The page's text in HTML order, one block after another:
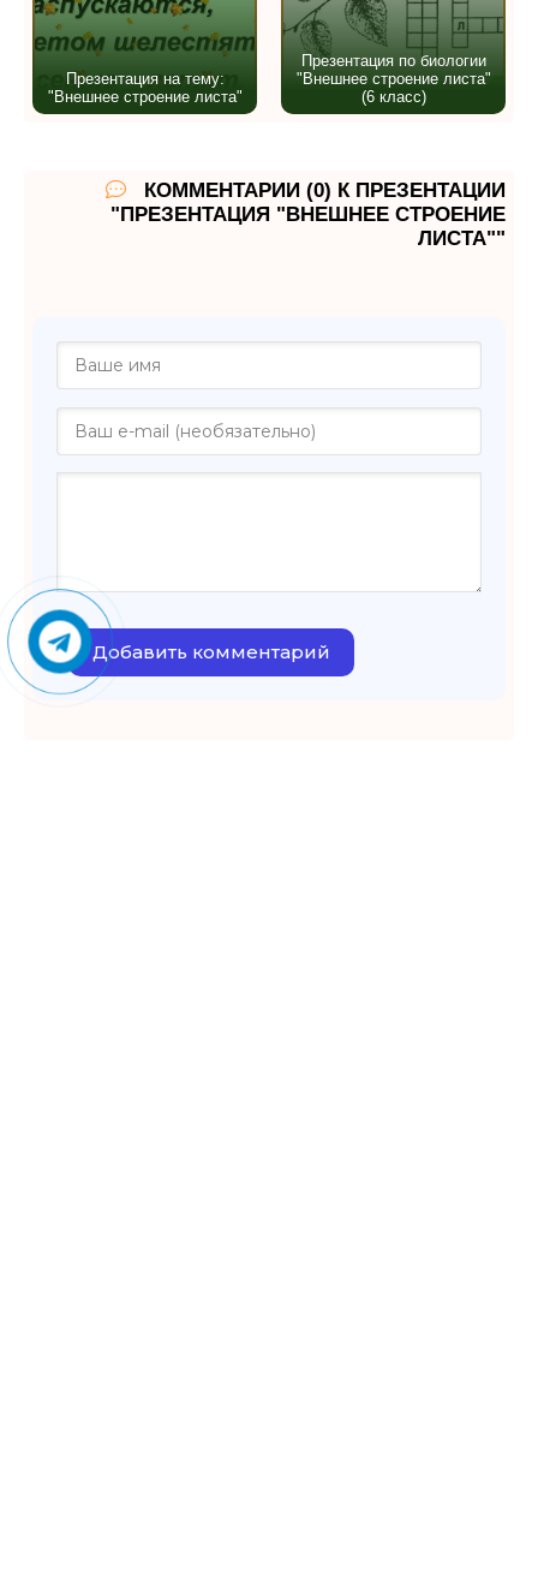
Презентация на тему:
"Внешнее строение листа"
Презентация по биологии
"Внешнее строение листа"
(6 класс)
КОММЕНТАРИИ (0) К ПРЕЗЕНТАЦИИ
"ПРЕЗЕНТАЦИЯ "ВНЕШНЕЕ СТРОЕНИЕ
ЛИСТА""
Добавить комментарий